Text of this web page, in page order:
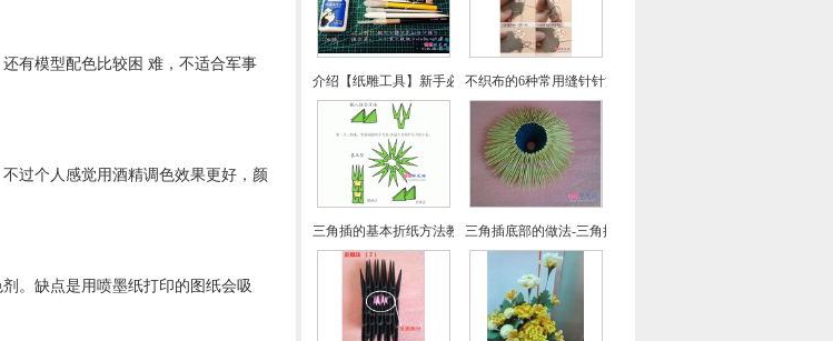
有模型配色比较困 难，不适合军事
过个人感觉用酒精调色效果更好，颜
。缺点是用喷墨纸打印的图纸会吸
介绍【纸雕工具】新手必看不织布的6种常用缝针针法介绍
三角插的基本折纸方法教程三角插底部的做法-三角插基础教程